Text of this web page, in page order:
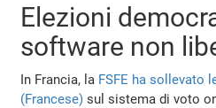
Elezioni
software non
In Francia, la FSFE ha sollevato
(Francese) sul sistema di voto